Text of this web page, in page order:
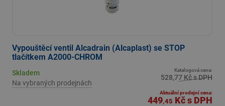
Vypouštěcí ventil Alcadrain (Alcaplast) se STOP
tlačítkem A2000-CHROM
Skladem
Na vybraných prodejnách
Katalogová cena:
528,77 Kč s DPH
Aktuální prodejní cena:
449,45 Kčs DPH